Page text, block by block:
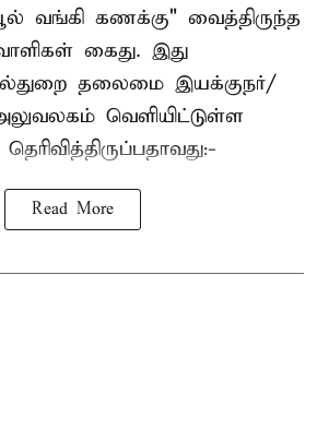
வங்கி கணக்கு" வைத்திருந்த
கைது. இது
தலைமை இயக்குநர்/
வெளியிட்டுள்ள
Read More